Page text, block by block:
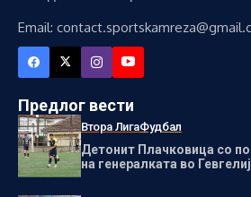
Email:
Предлог вести
Втора ЛигаФудбал
Детонит Плачковица со
на генералката во